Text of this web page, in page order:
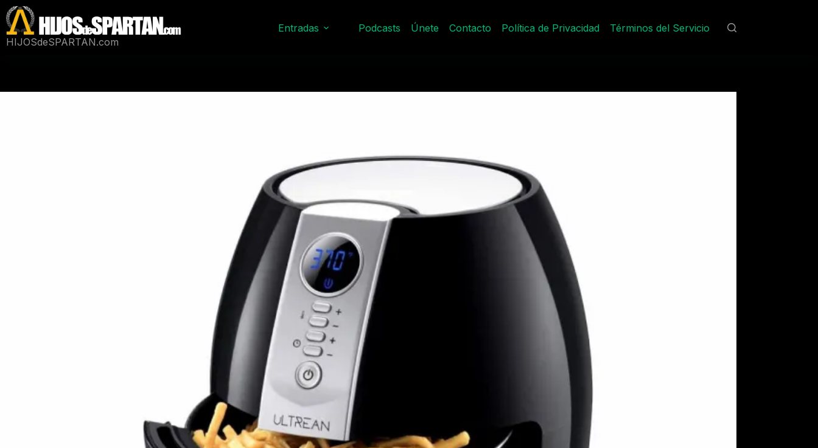
Saltar
al
contenido
HIJOSdeSPARTAN.com
Entradas Podcasts Únete Contacto Política de Privacidad Términos del Servicio